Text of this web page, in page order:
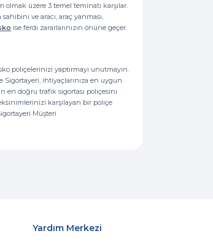
olmak üzere 3 temel teminatı karşılar.
ve aracı, araç yanması,
ise ferdi zararlarınızın önüne geçer.
poliçelerinizi yaptırmayı unutmayın.
ihtiyaçlarınıza en uygun
en doğru trafik sigortası poliçesini
karşılayan bir poliçe
Müşteri
Yardım Merkezi